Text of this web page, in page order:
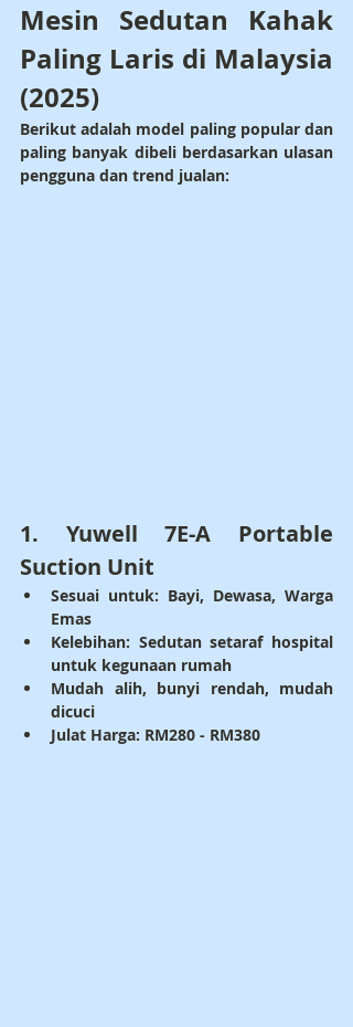
Mesin Sedutan Kahak
Paling Laris di Malaysia
(2025)
Berikut adalah model paling popular dan
paling banyak dibeli berdasarkan ulasan
pengguna dan trend jualan:
1. Yuwell 7E-A Portable
Suction Unit
Sesuai untuk: Bayi, Dewasa, Warga
Emas
Kelebihan: Sedutan setaraf hospital
untuk kegunaan rumah
Mudah alih, bunyi rendah, mudah
dicuci
Julat Harga: RM280 - RM380